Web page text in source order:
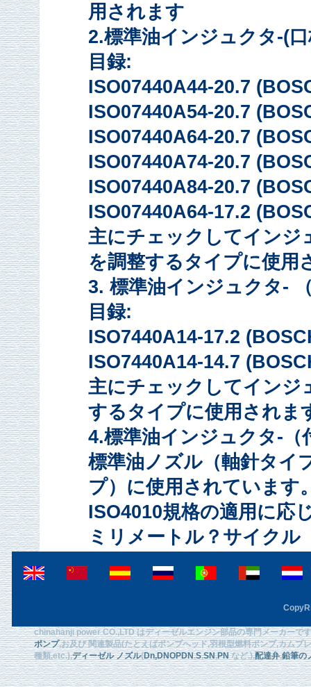
用されます
2.標準油インジュクタ-(
目録:
ISO07440A44-20.7
ISO07440A54-20.7
ISO07440A64-20.7
ISO07440A74-20.7
ISO07440A84-20.7
ISO07440A64-17.2
主にチェックしてイン
を調整するタイプに使用
3. 標準油インジュクタ-
目録:
ISO7440A14-17.2
ISO7440A14-14.7
主にチェックしてイン
するタイプに使用されま
4.標準油インジュクタ-（
標準油ノズル（軸針タイ
プ）に使用されています
ISO4010規格の適用に応
ミリメートル？サイクル
chinahanji power CO.,LTD はディーゼルエンジン部品の専門メーカーで
ポンプ,お及び 関連製品(たとえばポンプへッド,羽根型燃料ポンプ,カムプ
種類,etc.),ディーゼル ノズル(Dn,DNOPDN,S,SN,PNなど.),配達弁,鉛筆の